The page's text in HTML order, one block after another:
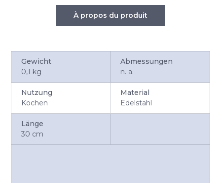
À propos du produit
Gewicht
0,1 kg
Abmessungen
n. a.
Nutzung
Kochen
Material
Edelstahl
Länge
30 cm